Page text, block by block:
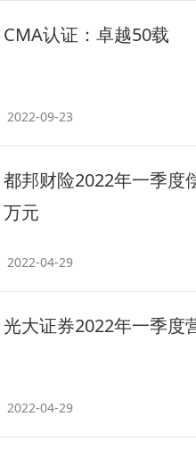
CMA认证：卓越50载
2022-09-23
都邦财险2022年一季度
万元
2022-04-29
光大证券2022年一季度
2022-04-29